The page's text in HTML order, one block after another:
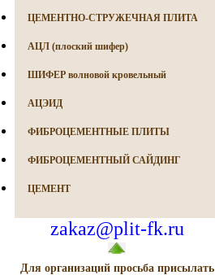
ЦЕМЕНТНО-СТРУЖЕЧНАЯ ПЛИТА
АЦЛ (плоский шифер)
ШИФЕР волновой кровельный
АЦЭИД
ФИБРОЦЕМЕНТНЫЕ ПЛИТЫ
ФИБРОЦЕМЕНТНЫЙ САЙДИНГ
ЦЕМЕНТ
zakaz@plit-fk.ru
Для организаций просьба присылать